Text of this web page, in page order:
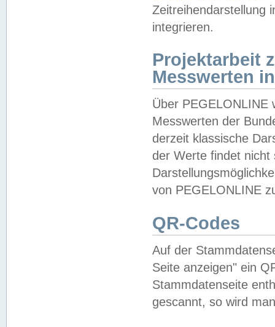
Zeitreihendarstellung
integrieren.
Projektarbeit
Messwerten
Über PEGELONLINE
Messwerten der
derzeit klassische
der Werte findet
von PEGELONLINE
QR-Codes
Auf der
Seite anzeigen" ein
Stammdatenseite
gescannt, so wird